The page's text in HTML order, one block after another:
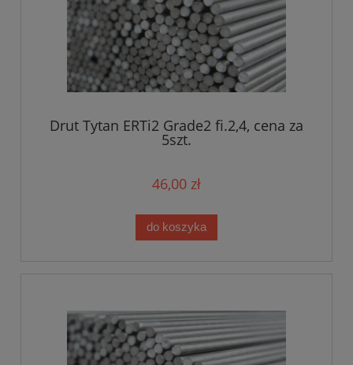
Drut Tytan ERTi2 Grade2 fi.2,4, cena za
5szt.
46,00 zł
do koszyka